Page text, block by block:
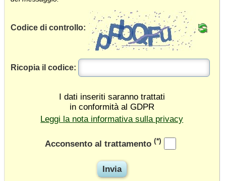
Codice di controllo:
Ricopia il codice:
I dati inseriti saranno trattati
in conformità al GDPR
Leggi la nota informativa sulla privacy
Acconsento al trattamento (*)